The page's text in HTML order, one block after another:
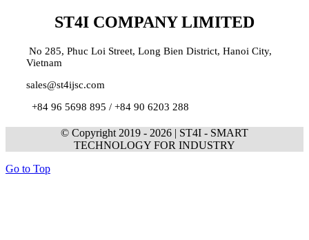
ST4I COMPANY LIMITED
No 285, Phuc Loi Street, Long Bien District, Hanoi City,
Vietnam
sales@st4ijsc.com
+84 96 5698 895 / +84 90 6203 288
© Copyright 2019 - 2026 | ST4I - SMART
TECHNOLOGY FOR INDUSTRY
Go to Top